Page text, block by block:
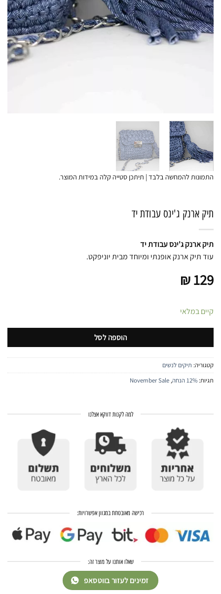
התמונות להמחשה בלבד | תיתכן סטייה קלה במידות המוצר.
תיק ארנק ג'ינס עבודת יד
תיק ארנק ג'ינס עבודת יד
עוד תיק ארנק אופנתי ומיוחד מבית יוניפקט.
₪129
קיים במלאי
הוספה לסל
קטגוריה: תיקים לנשים
תגיות: 12% הנחה ,
November Sale
למה לקנות דווקא אצלנו
רכישה מאובטחת במגוון אפשרויות:
שאלו אותנו על מוצר זה:
זמינים לעזור בווטסאפ